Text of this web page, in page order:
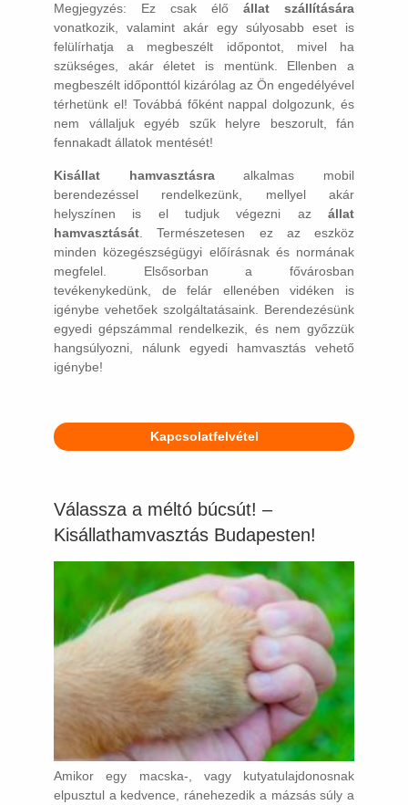
Megjegyzés: Ez csak élő állat szállítására
vonatkozik, valamint akár egy súlyosabb eset is
felülírhatja a megbeszélt időpontot, mivel ha
szükséges, akár életet is mentünk. Ellenben a
megbeszélt időponttól kizárólag az Ön engedélyével
térhetünk el! Továbbá főként nappal dolgozunk, és
nem vállaljuk egyéb szűk helyre beszorult, fán
fennakadt állatok mentését!
Kisállat hamvasztásraalkalmas mobil
berendezéssel rendelkezünk, mellyel akár
helyszínen is el tudjuk végezni az állat
hamvasztását . Természetesen ez az eszköz
minden közegészségügyi előírásnak és normának
megfelel. Elsősorban a fővárosban
tevékenykedünk, de felár ellenében vidéken is
igénybe vehetőek szolgáltatásaink. Berendezésünk
egyedi gépszámmal rendelkezik, és nem győzzük
hangsúlyozni, nálunk egyedi hamvasztás vehető
igénybe!
Kapcsolatfelvétel
Válassza a méltó búcsút! –
Kisállathamvasztás Budapesten!
Amikor egy macska-, vagy kutyatulajdonosnak
elpusztul a kedvence, ránehezedik a mázsás súly a